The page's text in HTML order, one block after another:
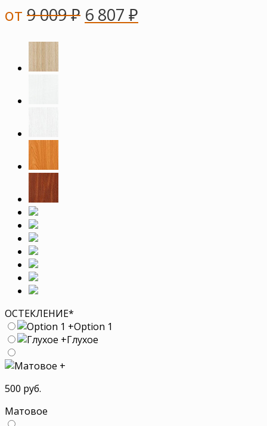
от 9 009₽ 6 807 ₽
ОСТЕКЛЕНИЕ*
+Option 1
+Глухое
+
500 руб.
Матовое